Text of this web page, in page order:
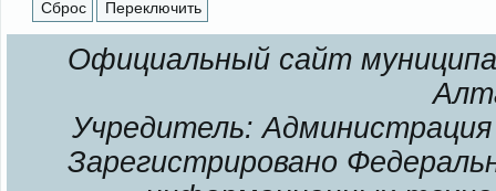
Официальный сайт
Учредитель: Администрация
Зарегистрировано